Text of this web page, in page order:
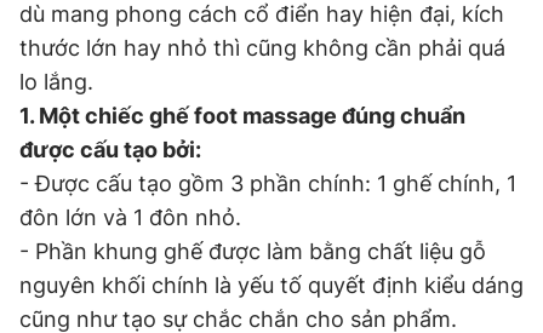
Đặt báo Quảng cáo RSS Tòa soạn Chính sách bảo
Tổng biên tập: Nguyễn Ngọc Toàn
Phó tổng biên tập thường trực: Hải Thành
Phó tổng biên tập: Lâm Hiếu Dũng
Phó tổng biên tập: Trần Việt Hưng
Tổng thư ký tòa soạn: Đức Trung
Giấy phép xuất bản số 110/GP - BTTTT cấp ngày 24.3.2020
© 2003-2026 Bản quyền thuộc về Báo Thanh Niên. Cấm sao
chép dưới mọi hình thức nếu không có sự chấp thuận bằng văn
bản. Phát triển bởi ePi Technologies, JSC.
dù mang phong cách cổ điển hay hiện đại, kích
thước lớn hay nhỏ thì cũng không cần phải quá
lo lắng.
1. Một chiếc ghế foot massage đúng chuẩn
được cấu tạo bởi:
- Được cấu tạo gồm 3 phần chính: 1 ghế chính, 1
đôn lớn và 1 đôn nhỏ.
- Phần khung ghế được làm bằng chất liệu gỗ
nguyên khối chính là yếu tố quyết định kiểu dáng
cũng như tạo sự chắc chắn cho sản phẩm.